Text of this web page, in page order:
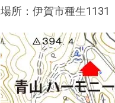
場所：伊賀市種生1131